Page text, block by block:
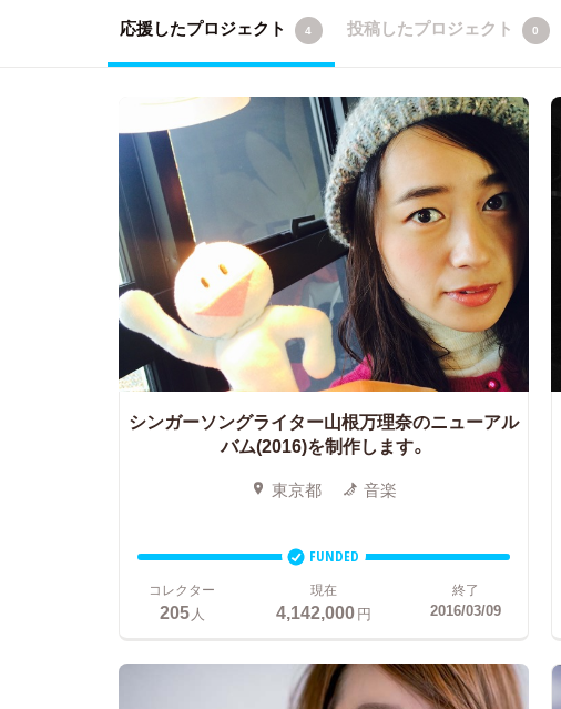
応援したプロジェクト 4 投稿したプロジェクト 0
シンガーソングライター山根万理奈のニューアル
バム(2016)を制作します。
東京都 音楽
FUNDED
コレクター
205人
現在
4,142,000円
終了
2016/03/09